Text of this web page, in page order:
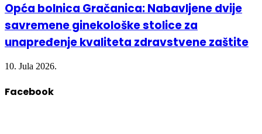
Opća bolnica Gračanica: Nabavljene dvije
savremene ginekološke stolice za
unapređenje kvaliteta zdravstvene zaštite
10. Jula 2026.
Facebook